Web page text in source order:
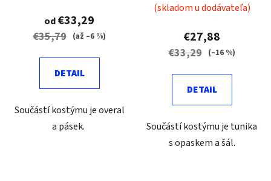
od€33,29
€35,79 (až –6 %)
DETAIL
Součástí kostýmu je overal
a pásek.
(skladom u dodávateľa)
€27,88
€33,29 (–16 %)
DETAIL
Součástí kostýmu je tunika
s opaskem a šál.